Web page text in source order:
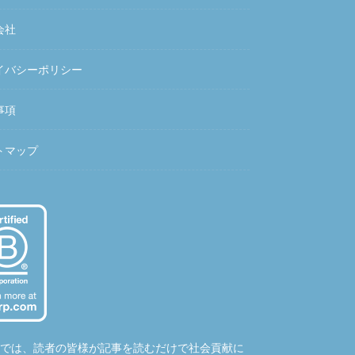
社
バシーポリシー
項
マップ
は、読者の皆様が記事を読むだけで社会貢献に